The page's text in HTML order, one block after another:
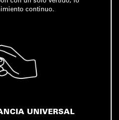
continuo.
UNIVERSAL